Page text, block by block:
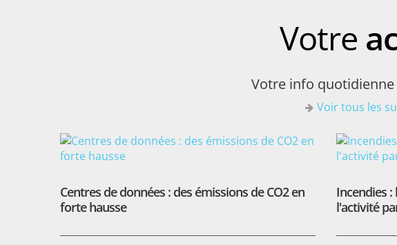
Votre
Votre info
Voir tous les
Centres de données : des émissions de CO2 en
forte hausse
Incendies
l'activité